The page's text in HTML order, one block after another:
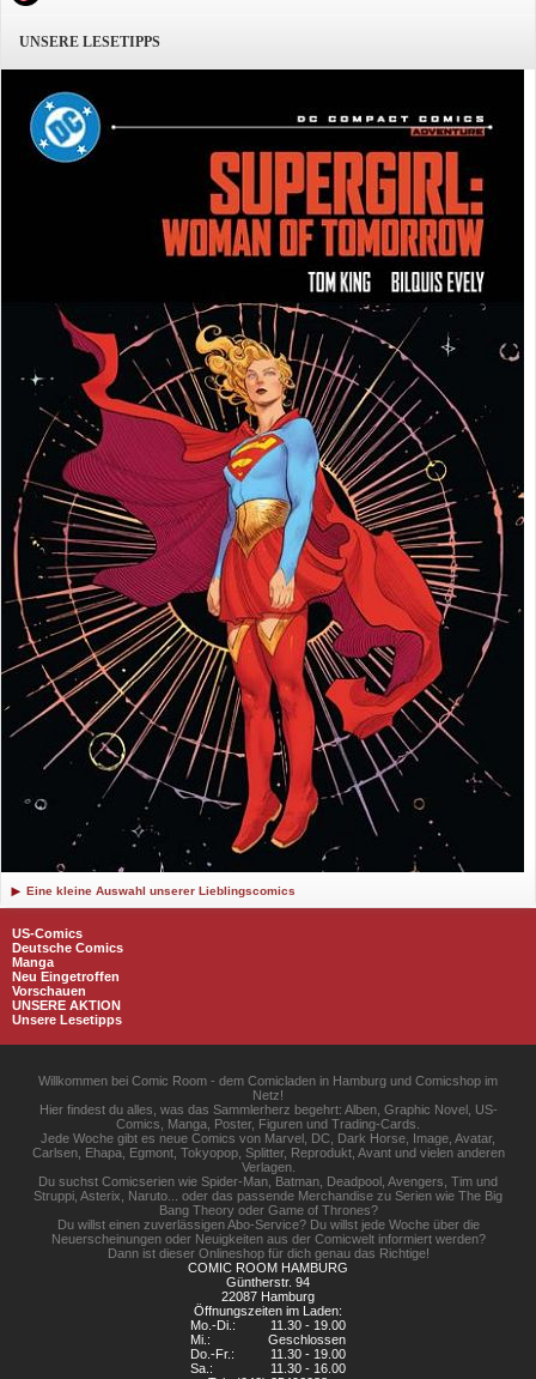
UNSERE LESETIPPS
Eine kleine Auswahl unserer Lieblingscomics
US-Comics
Deutsche Comics
Manga
Neu Eingetroffen
Vorschauen
UNSERE AKTION
Unsere Lesetipps
Willkommen bei Comic Room - dem Comicladen in Hamburg und Comicshop im
Netz!
Hier findest du alles, was das Sammlerherz begehrt: Alben, Graphic Novel, US-
Comics, Manga, Poster, Figuren und Trading-Cards.
Jede Woche gibt es neue Comics von Marvel, DC, Dark Horse, Image, Avatar,
Carlsen, Ehapa, Egmont, Tokyopop, Splitter, Reprodukt, Avant und vielen anderen
Verlagen.
Du suchst Comicserien wie Spider-Man, Batman, Deadpool, Avengers, Tim und
Struppi, Asterix, Naruto... oder das passende Merchandise zu Serien wie The Big
Bang Theory oder Game of Thrones?
Du willst einen zuverlässigen Abo-Service? Du willst jede Woche über die
Neuerscheinungen oder Neuigkeiten aus der Comicwelt informiert werden?
Dann ist dieser Onlineshop für dich genau das Richtige!
COMIC ROOM HAMBURG
Güntherstr. 94
22087 Hamburg
Öffnungszeiten im Laden:
Mo.-Di.:
11.30 - 19.00
Mi.:
Geschlossen
Do.-Fr.:
11.30 - 19.00
Sa.:
11.30 - 16.00